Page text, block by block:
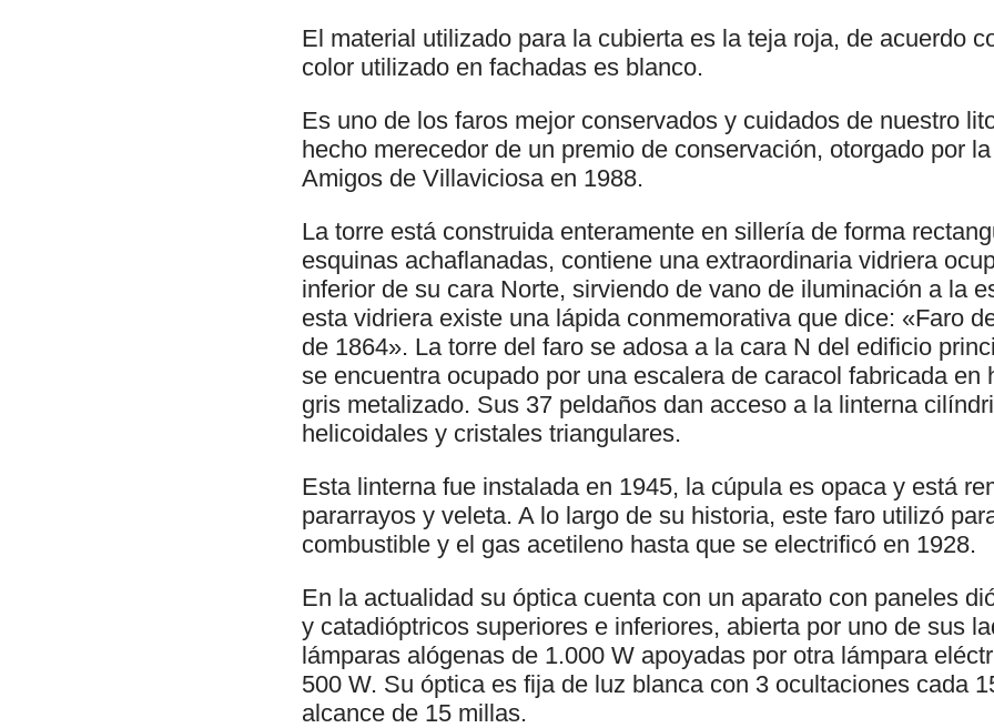
El material utilizado para la cubierta es la teja roja, de acuerdo
color utilizado en fachadas es blanco.
Es uno de los faros mejor conservados y cuidados de nuestro
hecho merecedor de un premio de conservación, otorgado por
Amigos de Villaviciosa en 1988.
La torre está construida enteramente en sillería de forma
esquinas achaflanadas, contiene una extraordinaria vidriera
inferior de su cara Norte, sirviendo de vano de iluminación a la
esta vidriera existe una lápida conmemorativa que dice: «Faro
de 1864». La torre del faro se adosa a la cara N del edificio
se encuentra ocupado por una escalera de caracol fabricada en
gris metalizado. Sus 37 peldaños dan acceso a la linterna
helicoidales y cristales triangulares.
Esta linterna fue instalada en 1945, la cúpula es opaca y está
pararrayos y veleta. A lo largo de su historia, este faro utilizó
combustible y el gas acetileno hasta que se electrificó en 1928.
En la actualidad su óptica cuenta con un aparato con paneles
y catadióptricos superiores e inferiores, abierta por uno de sus
lámparas alógenas de 1.000 W apoyadas por otra lámpara
500 W. Su óptica es fija de luz blanca con 3 ocultaciones cada
alcance de 15 millas.